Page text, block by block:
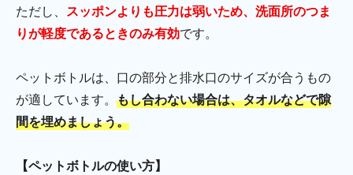
ただし、 スッポンよりも圧力は弱いため、洗面所のつま
りが軽度であるときのみ有効です。
ペットボトルは、口の部分と排水口のサイズが合うもの
が適しています。 もし合わない場合は、タオルなどで隙
間を埋めましょう。
【ペットボトルの使い方】